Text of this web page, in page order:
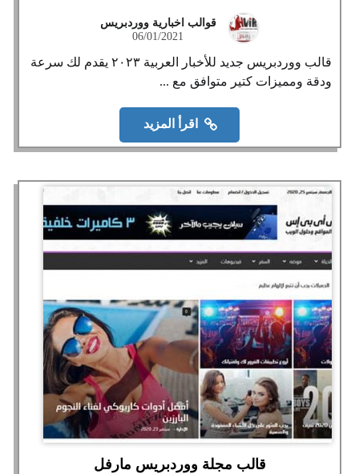
قوالب اخبارية ووردبريس
06/01/2021
قالب ووردبريس جديد للأخبار العربية ٢٠٢٣ يقدم لك سرعة
ودقة ومميزات كتير متوافق مع ...
اقرأ المزيد
قالب مجلة ووردبريس مارفل